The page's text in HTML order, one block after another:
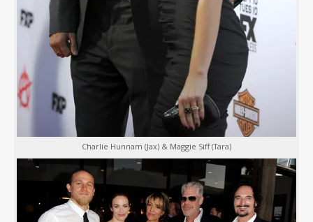
Charlie Hunnam (Jax) & Maggie Siff (Tara)